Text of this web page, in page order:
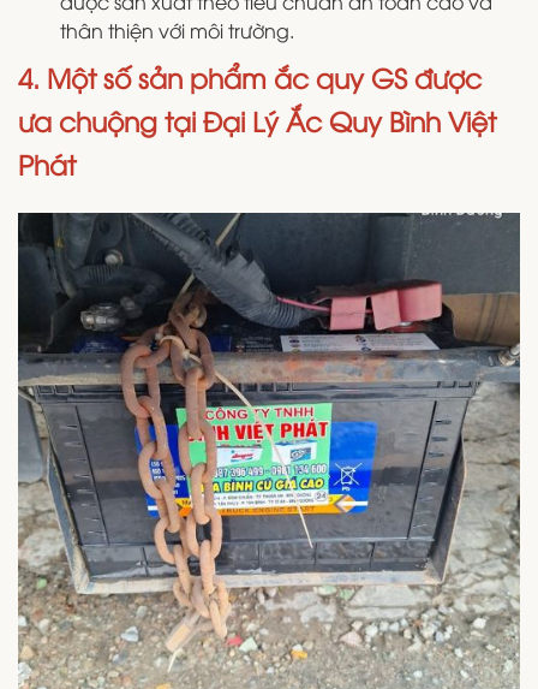
thân thiện với môi trường.
4. Một số sản phẩm ắc quy GS được
ưa chuộng tại Đại Lý Ắc Quy Bình Việt
Phát